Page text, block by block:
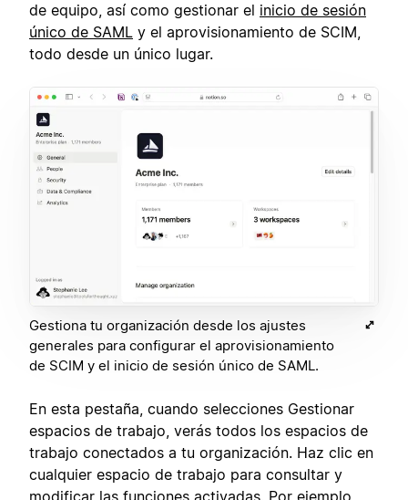
de equipo, así como gestionar el inicio de sesión
único de SAML y el aprovisionamiento de SCIM,
todo desde un único lugar.
Gestiona tu organización desde los ajustes
generales para configurar el aprovisionamiento
de SCIM y el inicio de sesión único de SAML.
En esta pestaña, cuando selecciones Gestionar
espacios de trabajo, verás todos los espacios de
trabajo conectados a tu organización. Haz clic en
cualquier espacio de trabajo para consultar y